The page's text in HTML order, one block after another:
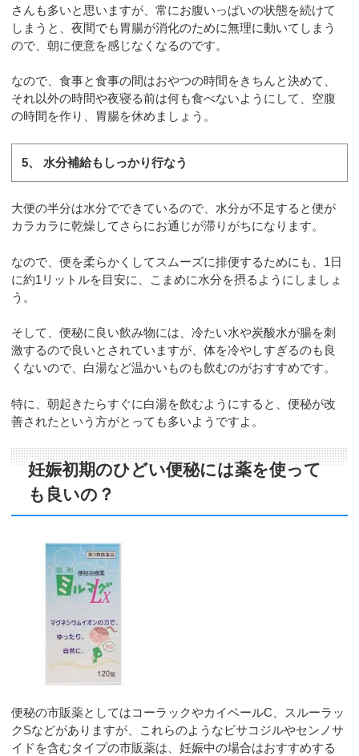
さんも多いと思いますが、常にお腹いっぱいの状態を続けて
しまうと、夜間でも胃腸が消化のために無理に動いてしまう
ので、朝に便意を感じなくなるのです。
なので、食事と食事の間はおやつの時間をきちんと決めて、
それ以外の時間や夜寝る前は何も食べないようにして、空腹
の時間を作り、胃腸を休めましょう。
5、 水分補給もしっかり行なう
大便の半分は水分でできているので、水分が不足すると便が
カラカラに乾燥してさらにお通じが滞りがちになります。
なので、便を柔らかくしてスムーズに排便するためにも、1日
に約1リットルを目安に、こまめに水分を摂るようにしましょ
う。
そして、便秘に良い飲み物には、冷たい水や炭酸水が腸を刺
激するので良いとされていますが、体を冷やしすぎるのも良
くないので、白湯など温かいものも飲むのがおすすめです。
特に、朝起きたらすぐに白湯を飲むようにすると、便秘が改
善されたという方がとっても多いようですよ。
妊娠初期のひどい便秘には薬を使って
も良いの？
便秘の市販薬としてはコーラックやカイベールC、スルーラッ
クSなどがありますが、これらのようなビサコジルやセンノサ
イドを含むタイプの市販薬は、妊娠中の場合はおすすめする